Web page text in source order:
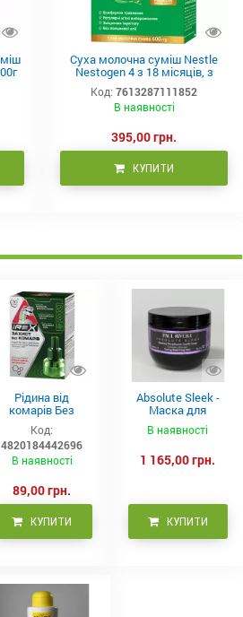
Суха молочна суміш Nestle
Nestogen 4 з 18 місяців, з
лактобактеріями 600 г (2х300г)
Код: 7613287111852
В наявності
395,00 грн.
КУПИТИ
Рідина від
комарів Без
запаху IREX (30
ночей), 20мл
Код:
4820184442696
В наявності
89,00 грн.
КУПИТИ
Absolute Sleek -
Маска для
неслухняного
волосся 300 мл
В наявності
1 165,00 грн.
КУПИТИ